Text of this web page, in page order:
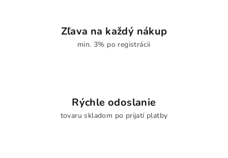
Zľava na každý nákup
min. 3% po registrácii
Rýchle odoslanie
tovaru skladom po prijatí platby